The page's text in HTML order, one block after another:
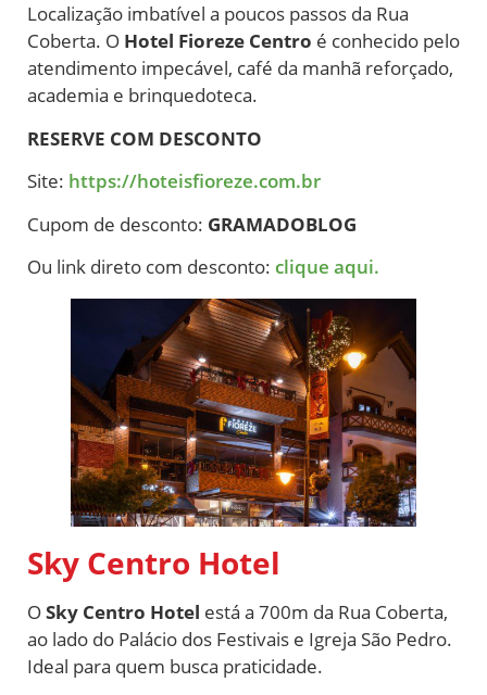
Localização imbatível a poucos passos da Rua
Coberta. O Hotel Fioreze Centro é conhecido pelo
atendimento impecável, café da manhã reforçado,
academia e brinquedoteca.
RESERVE COM DESCONTO
Site: https://hoteisfioreze.com.br
Cupom de desconto: GRAMADOBLOG
Ou link direto com desconto: clique aqui.
Sky Centro Hotel
OSky Centro Hotel está a 700m da Rua Coberta,
ao lado do Palácio dos Festivais e Igreja São Pedro.
Ideal para quem busca praticidade.